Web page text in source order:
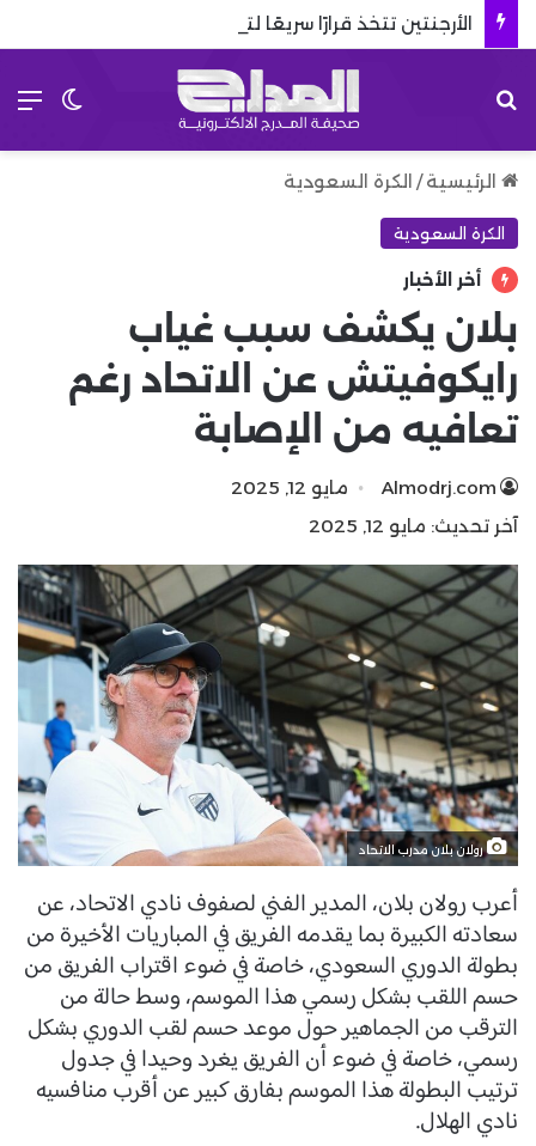
الأرجنتين تتخذ قرارًا سريعًا لتكريم والد ميسي
الرئيسية / الكرة السعودية
الكرة السعودية
أخر الأخبار
بلان يكشف سبب غياب
رايكوفيتش عن الاتحاد رغم
تعافيه من الإصابة
Almodrj.com
مايو 12, 2025
آخر تحديث: مايو 12, 2025
رولان بلان مدرب الاتحاد
أعرب رولان بلان، المدير الفني لصفوف نادي الاتحاد، عن
سعادته الكبيرة بما يقدمه الفريق في المباريات الأخيرة من
بطولة الدوري السعودي، خاصة في ضوء اقتراب الفريق من
حسم اللقب بشكل رسمي هذا الموسم، وسط حالة من
الترقب من الجماهير حول موعد حسم لقب الدوري بشكل
رسمي، خاصة في ضوء أن الفريق يغرد وحيدا في جدول
ترتيب البطولة هذا الموسم بفارق كبير عن أقرب منافسيه
نادي الهلال.